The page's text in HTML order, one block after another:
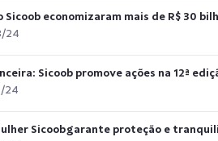
Sicoob economizaram mais de R$ 30
24
Sicoob promove ações na 12ª
24
Sicoob garante proteção e